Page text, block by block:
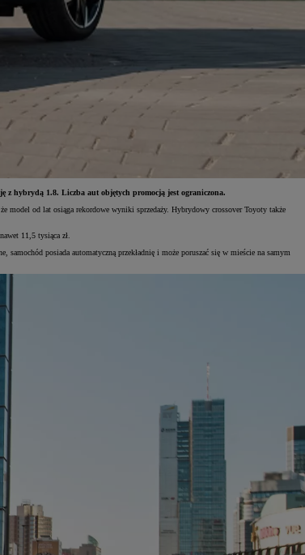
z hybrydą 1.8. Liczba aut objętych promocją jest ograniczona.
model od lat osiąga rekordowe wyniki sprzedaży. Hybrydowy crossover Toyoty także
11,5 tysiąca zł.
posiada automatyczną przekładnię i może poruszać się w mieście na samym